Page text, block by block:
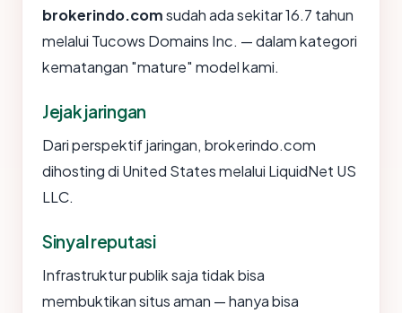
brokerindo.comsudah ada sekitar 16.7 tahun
melalui Tucows Domains Inc. — dalam kategori
kematangan "mature" model kami.
Jejak jaringan
Dari perspektif jaringan, brokerindo.com
dihosting di United States melalui LiquidNet US
LLC.
Sinyal reputasi
Infrastruktur publik saja tidak bisa
membuktikan situs aman — hanya bisa